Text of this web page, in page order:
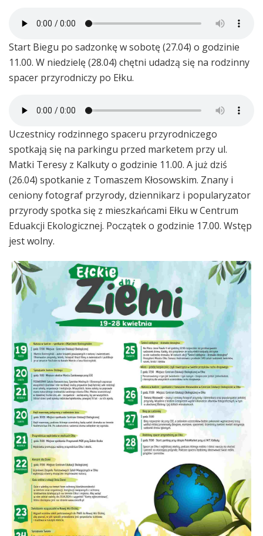
Start Biegu po sadzonkę w sobotę (27.04) o godzinie
11.00. W niedzielę (28.04) chętni udadzą się na rodzinny
spacer przyrodniczy po Ełku.
Uczestnicy rodzinnego spaceru przyrodniczego
spotkają się na parkingu przed marketem przy ul.
Matki Teresy z Kalkuty o godzinie 11.00. A już dziś
(26.04) spotkanie z Tomaszem Kłosowskim. Znany i
ceniony fotograf przyrody, dziennikarz i popularyzator
przyrody spotka się z mieszkańcami Ełku w Centrum
Eduakcji Ekologicznej. Początek o godzinie 17.00. Wstęp
jest wolny.